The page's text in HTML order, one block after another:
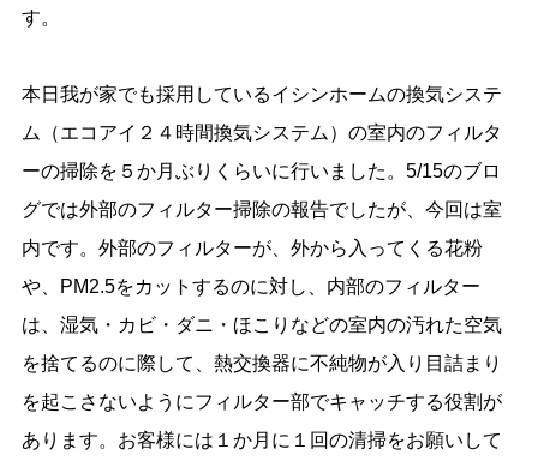
す。
本日我が家でも採用しているイシンホームの換気システ
ム（エコアイ２４時間換気システム）の室内のフィルタ
ーの掃除を５か月ぶりくらいに行いました。5/15のブロ
グでは外部のフィルター掃除の報告でしたが、今回は室
内です。外部のフィルターが、外から入ってくる花粉
や、PM2.5をカットするのに対し、内部のフィルター
は、湿気・カビ・ダニ・ほこりなどの室内の汚れた空気
を捨てるのに際して、熱交換器に不純物が入り目詰まり
を起こさないようにフィルター部でキャッチする役割が
あります。お客様には１か月に１回の清掃をお願いして